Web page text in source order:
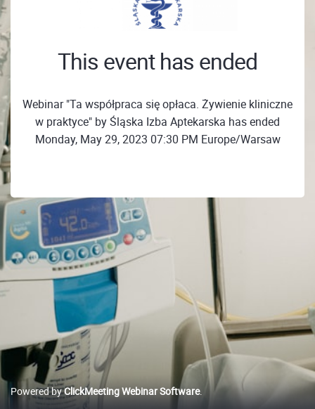
This event has ended
Webinar "Ta współpraca się opłaca. Żywienie kliniczne
w praktyce" by Śląska Izba Aptekarska has ended
Monday, May 29, 2023 07:30 PM Europe/Warsaw
Powered byClickMeeting Webinar Software.